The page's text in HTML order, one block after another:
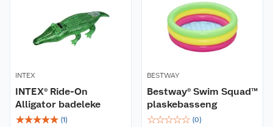
INTEX
INTEX® Ride-On
Alligator badeleke
☆☆☆☆☆ (1)
BESTWAY
Bestway® Swim Squad™
plaskebasseng
☆☆☆☆☆ (0)